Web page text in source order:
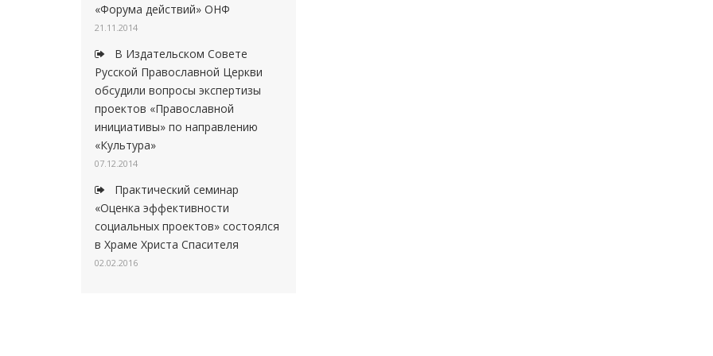
«Форума действий» ОНФ
21.11.2014
В Издательском Совете
Русской Православной Церкви
обсудили вопросы экспертизы
проектов «Православной
инициативы» по направлению
«Культура»
07.12.2014
Практический семинар
«Оценка эффективности
социальных проектов» состоялся
в Храме Христа Спасителя
02.02.2016